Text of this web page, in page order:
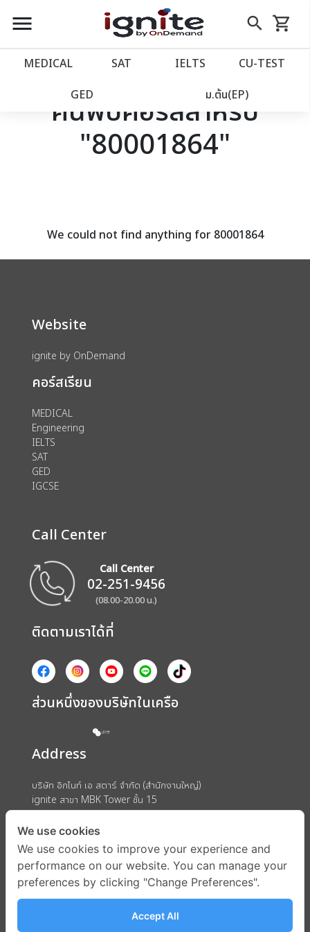
close
account_balance หน้าแรก
เว็บไซต์อิกไนท์
โปรโมชั่น
assignment ลงทะเบียน
menu search
Skip
to
shopping_cart
รถเข็น
MEDICAL SAT IELTS CU‑TEST
GED ม.ต้น(EP)
ค้นพบคอร์สสำหรับ
"80001864"
We could not find anything for 80001864
Website
ignite by OnDemand
คอร์สเรียน
MEDICAL
Engineering
IELTS
SAT
GED
IGCSE
Call Center
Call Center
02-251-9456
(08.00-20.00 น.)
ติดตามเราได้ที่
ส่วนหนึ่งของบริษัทในเครือ
Address
บริษัท อิกไนท์ เอ สตาร์ จำกัด (สำนักงานใหญ่)
ignite สาขา MBK Tower ชั้น 15
ถนนพญาไท แขวงวังใหม่ เขตปทุมวัน กรุงเทพมหานคร 10330
We use cookies
We use cookies to improve your experience and
performance on our website. You can manage your
preferences by clicking "Change Preferences".
Accept All